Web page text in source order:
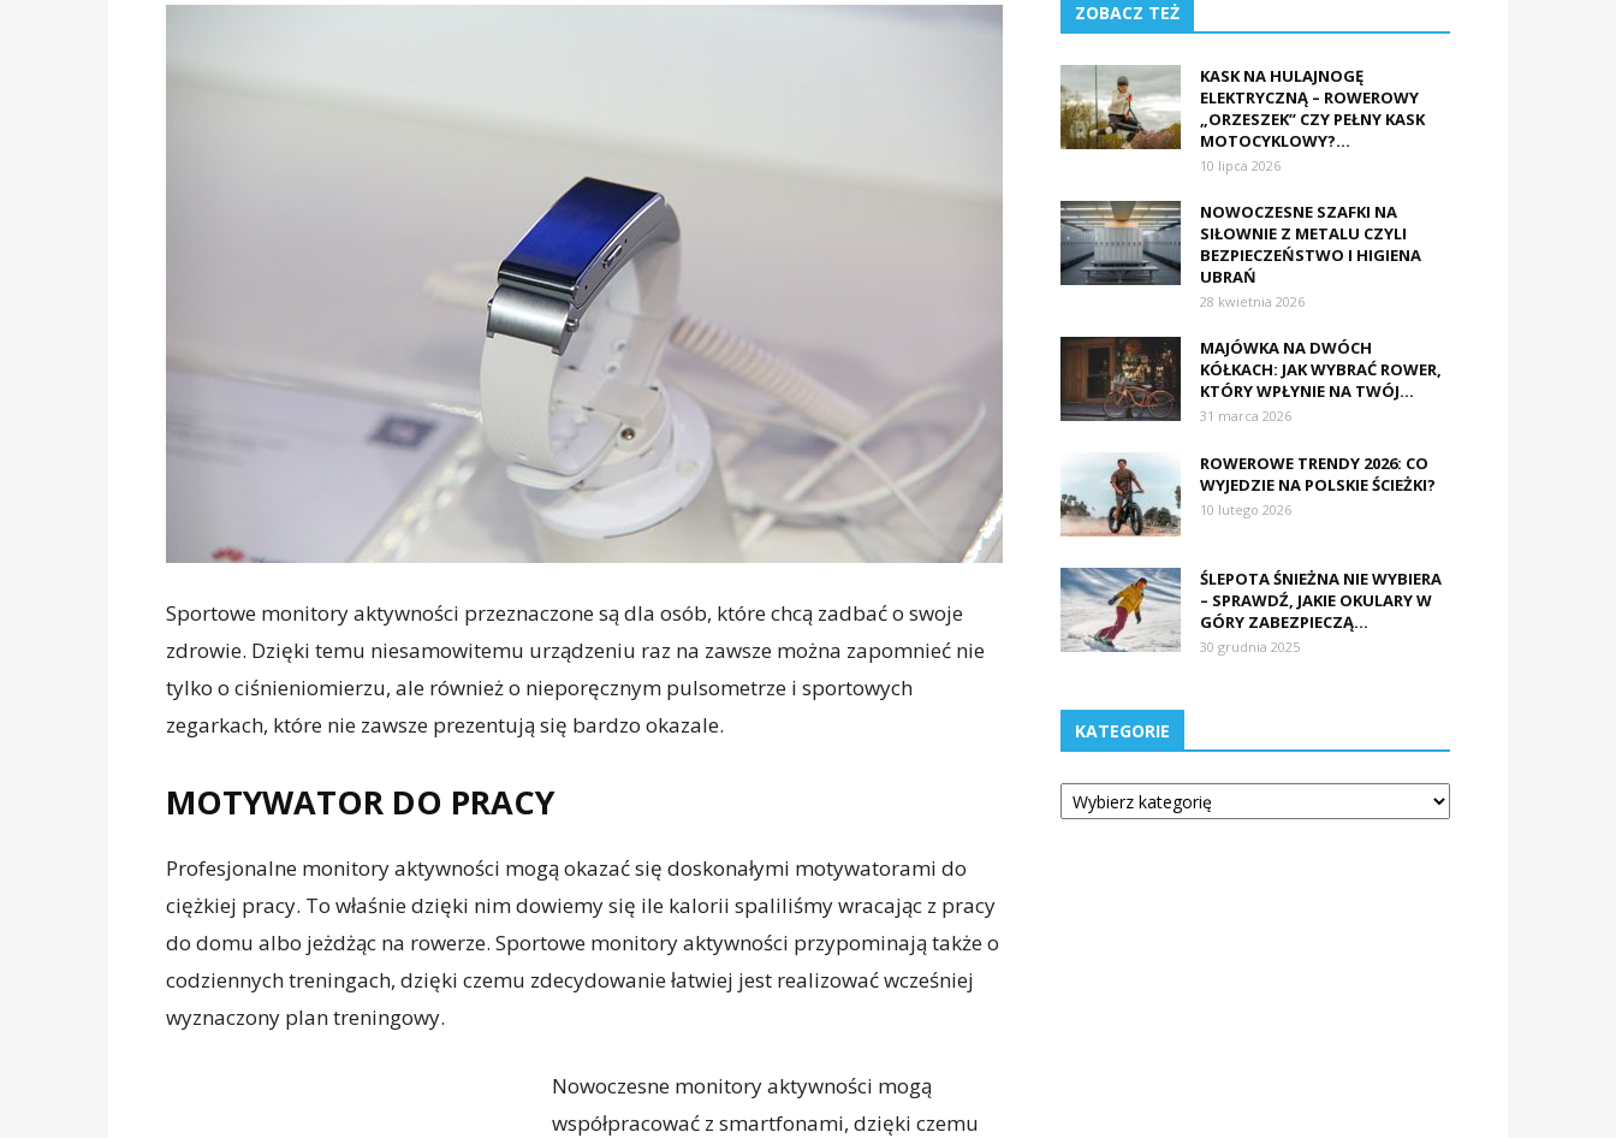
Sportowe monitory aktywności przeznaczone są dla osób, które chcą zadbać o swoje
zdrowie. Dzięki temu niesamowitemu urządzeniu raz na zawsze można zapomnieć nie
tylko o ciśnieniomierzu, ale również o nieporęcznym pulsometrze i sportowych
zegarkach, które nie zawsze prezentują się bardzo okazale.
MOTYWATOR DO PRACY
Profesjonalne monitory aktywności mogą okazać się doskonałymi motywatorami do
ciężkiej pracy. To właśnie dzięki nim dowiemy się ile kalorii spaliliśmy wracając z pracy
do domu albo jeżdżąc na rowerze. Sportowe monitory aktywności przypominają także o
codziennych treningach, dzięki czemu zdecydowanie łatwiej jest realizować wcześniej
wyznaczony plan treningowy.
Nowoczesne monitory aktywności mogą
współpracować z smartfonami, dzięki czemu
ZOBACZ TEŻ
KASK NA HULAJNOGĘ
ELEKTRYCZNĄ – ROWEROWY
„ORZESZEK” CZY PEŁNY KASK
MOTOCYKLOWY?...
10 lipca 2026
NOWOCZESNE SZAFKI NA
SIŁOWNIE Z METALU CZYLI
BEZPIECZEŃSTWO I HIGIENA
UBRAŃ
28 kwietnia 2026
MAJÓWKA NA DWÓCH
KÓŁKACH: JAK WYBRAĆ ROWER,
KTÓRY WPŁYNIE NA TWÓJ...
31 marca 2026
ROWEROWE TRENDY 2026: CO
WYJEDZIE NA POLSKIE ŚCIEŻKI?
10 lutego 2026
ŚLEPOTA ŚNIEŻNA NIE WYBIERA
– SPRAWDŹ, JAKIE OKULARY W
GÓRY ZABEZPIECZĄ...
30 grudnia 2025
KATEGORIE
Kategorie